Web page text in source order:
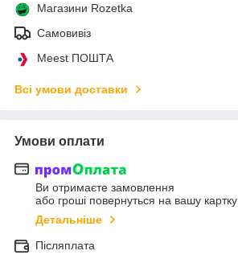
Магазини Rozetka
Самовивіз
Meest ПОШТА
Всі умови доставки
Умови оплати
Ви отримаєте замовлення
або гроші повернуться на вашу картку
Детальніше
Післяплата